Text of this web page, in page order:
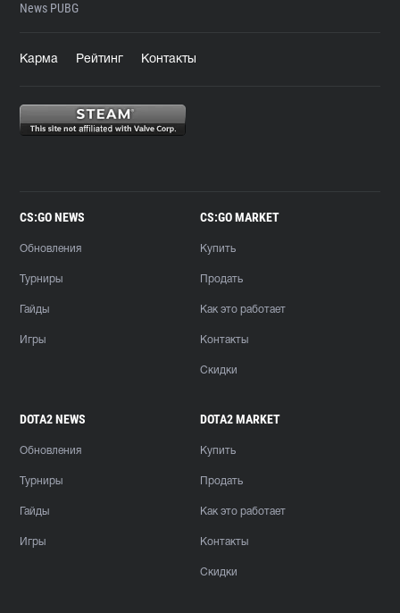
News PUBG
Карма Рейтинг Контакты
CS:GO NEWS
Обновления
Турниры
Гайды
Игры
CS:GO MARKET
Купить
Продать
Как это работает
Контакты
Скидки
DOTA2 NEWS
Обновления
Турниры
Гайды
Игры
DOTA2 MARKET
Купить
Продать
Как это работает
Контакты
Скидки